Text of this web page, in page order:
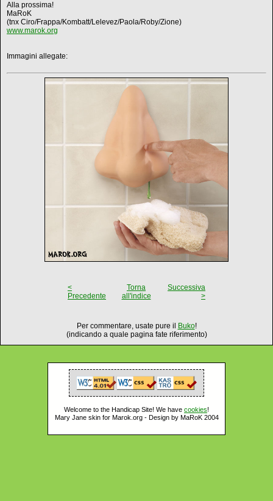
Alla prossima!
MaRoK
(tnx Ciro/Frappa/Kombatt/Lelevez/Paola/Roby/Zione)
www.marok.org
Immagini allegate:
<
Precedente
Torna
all'indice
Successiva
>
Per commentare, usate pure il Buko!
(indicando a quale pagina fate riferimento)
Welcome to the Handicap Site! We have cookies!
Mary Jane skin for Marok.org - Design by MaRoK 2004